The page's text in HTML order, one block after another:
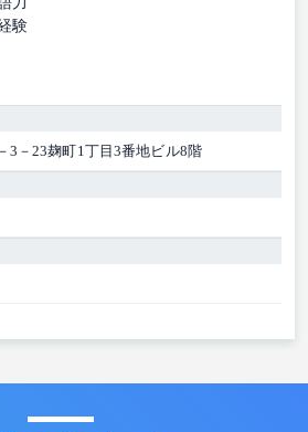
験
3－23麹町1丁目3番地ビル8階